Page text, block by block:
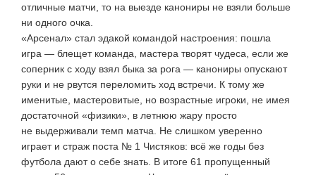
отличные матчи, то на выезде канониры не взяли больше
ни одного очка.
«Арсенал» стал эдакой командой настроения: пошла
игра — блещет команда, мастера творят чудеса, если же
соперник с ходу взял быка за рога — канониры опускают
руки и не рвутся переломить ход встречи. К тому же
именитые, мастеровитые, но возрастные игроки, не имея
достаточной «физики», в летнюю жару просто
не выдерживали темп матча. Не слишком уверенно
играет и страж поста № 1 Чистяков: всё же годы без
футбола дают о себе знать. В итоге 61 пропущенный